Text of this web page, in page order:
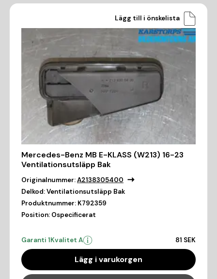
Lägg till i önskelista
Mercedes-Benz MB E-KLASS (W213) 16-23
Ventilationsutsläpp Bak
Originalnummer:A2138305400
Delkod:Ventilationsutsläpp Bak
Produktnummer: K792359
Position: Ospecificerat
Garanti 1Kvalitet A 81 SEK
Lägg i varukorgen